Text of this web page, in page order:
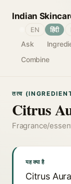
Indian
Ask
Combine
EN हिंदी
तत्व
Citrus
Fragrance/
यह क्या है
Citrus